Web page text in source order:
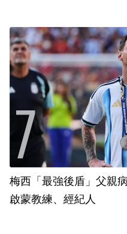
梅西「最強後盾」父親
啟蒙教練、經紀人